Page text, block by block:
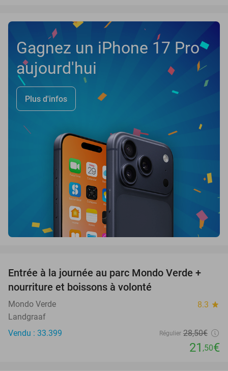
Gagnez un iPhone 17 Pro
aujourd'hui
Plus d'infos
25%
Entrée à la journée au parc Mondo Verde +
nourriture et boissons à volonté
Mondo Verde 8.3 star
Landgraaf
Vendu : 33.399
Régulier 28,50€
21 ,50€